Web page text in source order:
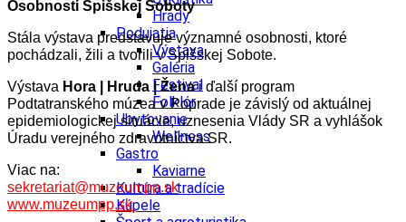
Hrady
Podujatia
Výstava
Galéria
Festival
Folklór
Ubytovanie
Wellness
Gastro
Kaviarne
Kultúra a tradície
Kúpele
Osobnosti Spišskej Soboty
Stála výstava predstavuje významné osobnosti, ktoré
pochádzali, žili a tvorili v Spišskej Sobote.
Výstava Hora | Hruda | Ženai ďalší program
Podtatranského múzea v Poprade je závislý od aktuálnej
epidemiologickej situácie, uznesenia Vlády SR a vyhlášok
Úradu verejného zdravotníctva SR.
Viac na:
sekretariat@muzeumpp.sk
www.muzeumpp.sk